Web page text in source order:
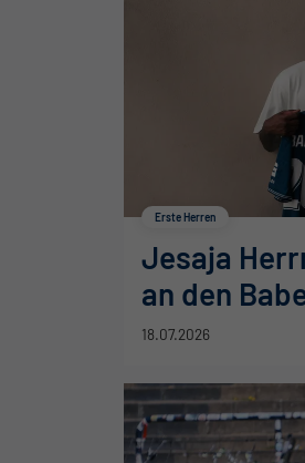
Jesaja
an den
Erste Herren
18.07.2026